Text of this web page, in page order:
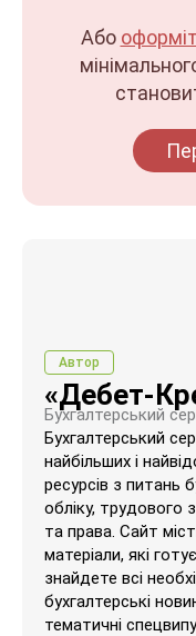
Або
Автор
«Дебет-
Бухгалтерський
Бухгалтерський
найбільших і
ресурсів з питань
обліку, трудового
та права. Сайт
матеріали, які
знайдете всі
бухгалтерські
тематичні